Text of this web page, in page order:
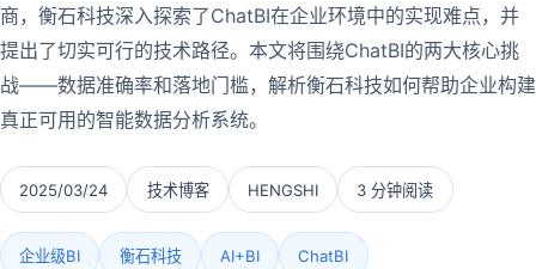
商，衡石科技深入探索了ChatBI在企业环境中的实现难点，并
提出了切实可行的技术路径。本文将围绕ChatBI的两大核心挑
战——数据准确率和落地门槛，解析衡石科技如何帮助企业构建
真正可用的智能数据分析系统。
2025/03/24 技术博客 HENGSHI 3 分钟阅读
企业级BI 衡石科技 AI+BI ChatBI